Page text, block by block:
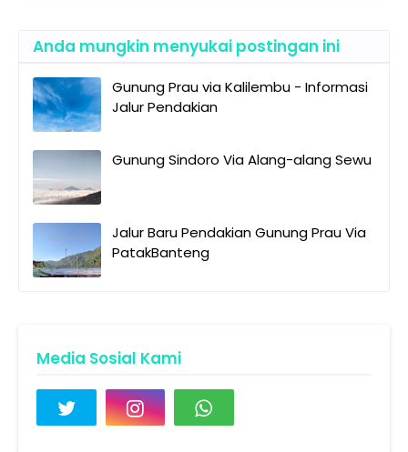
Anda mungkin menyukai postingan ini
Gunung Prau via Kalilembu - Informasi
Jalur Pendakian
Gunung Sindoro Via Alang-alang Sewu
Jalur Baru Pendakian Gunung Prau Via
PatakBanteng
Media Sosial Kami